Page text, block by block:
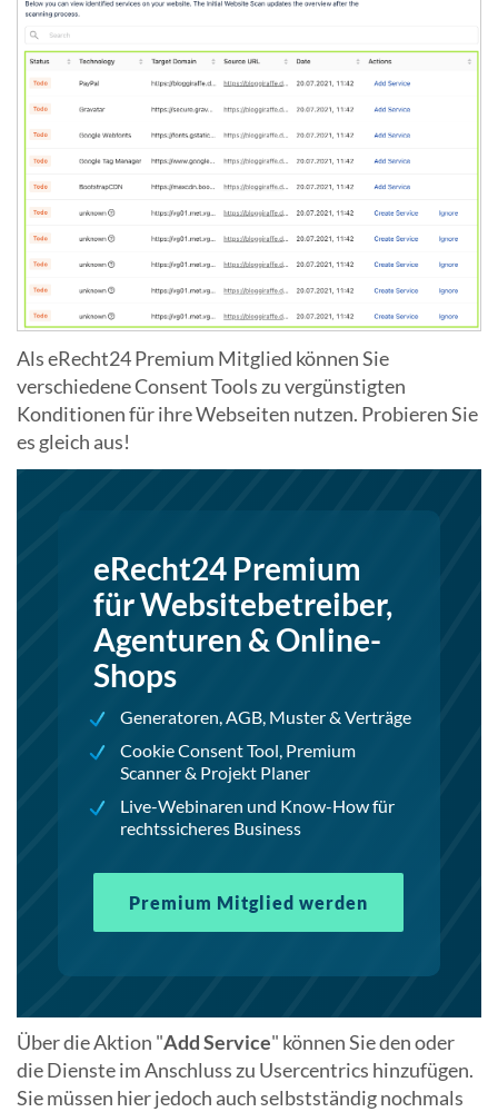
Als eRecht24 Premium Mitglied können Sie
verschiedene Consent Tools zu vergünstigten
Konditionen für ihre Webseiten nutzen. Probieren Sie
es gleich aus!
eRecht24 Premium
für Websitebetreiber,
Agenturen & Online-
Shops
Generatoren, AGB, Muster & Verträge
Cookie Consent Tool, Premium
Scanner & Projekt Planer
Live-Webinaren und Know-How für
rechtssicheres Business
Premium Mitglied werden
Über die Aktion "Add Service" können Sie den oder
die Dienste im Anschluss zu Usercentrics hinzufügen.
Sie müssen hier jedoch auch selbstständig nochmals